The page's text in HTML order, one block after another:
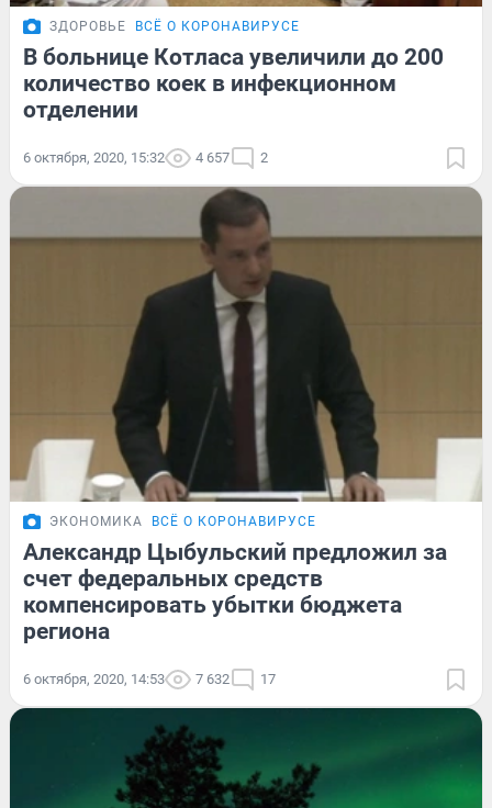
ЗДОРОВЬЕ ВСЁ О КОРОНАВИРУСЕ
В больнице Котласа увеличили до 200
количество коек в инфекционном
отделении
6 октября, 2020, 15:32 4 657 2
ЭКОНОМИКА ВСЁ О КОРОНАВИРУСЕ
Александр Цыбульский предложил за
счет федеральных средств
компенсировать убытки бюджета
региона
6 октября, 2020, 14:53 7 632 17